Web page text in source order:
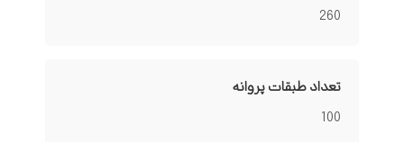
260
تعداد طبقات پروانه
100